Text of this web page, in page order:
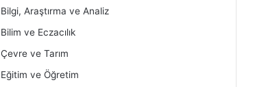
Bilgi, Araştırma ve Analiz
Bilim ve Eczacılık
Çevre ve Tarım
Eğitim ve Öğretim